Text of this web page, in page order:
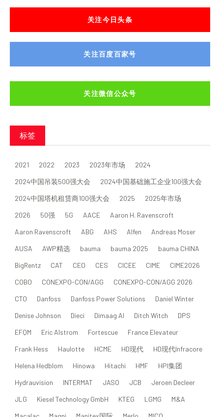
关注今日头条
关注百度百家号
关注微信公众号
标签
2021 2022 2023 2023年市场
2024
2024中国吊装500强大会
2024中国基础施工企业100强大会
2024中国塔机租赁商100强大会
2025
2025年市场
2026
50强 5G AACE
Aaron H. Ravenscroft
Aaron Ravenscroft
ABG AHS Alfen
Andreas Moser
AUSA
AWP精选 bauma bauma 2025
bauma CHINA
BigRentz
CAT CEO CES CICEE CIME
CIME2026
COBO
CONEXPO-CON/AGG
CONEXPO-CON/AGG 2026
CTO
Danfoss Danfoss Power Solutions
Daniel Winter
Denise Johnson
Dieci Dimaag AI Ditch Witch
DPS
EFQM
Eric Alstrom Fortescue
France Elevateur
Frank Hess
Haulotte HCME HD现代
HD现代Infracore
Helena Hedblom
Hinowa Hitachi HMF
HPI集团
Hydrauvision
INTERMAT JASO JCB
Jeroen Decleer
JLG
Kiesel Technology GmbH KTEG LGMG
M&A